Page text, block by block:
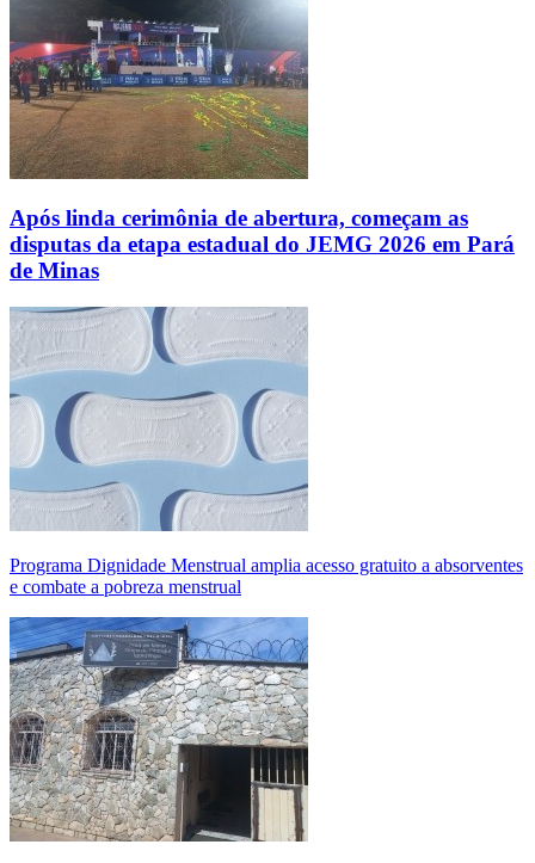
Após linda cerimônia de abertura, começam as
disputas da etapa estadual do JEMG 2026 em Pará
de Minas
Programa Dignidade Menstrual amplia acesso gratuito a absorventes
e combate a pobreza menstrual